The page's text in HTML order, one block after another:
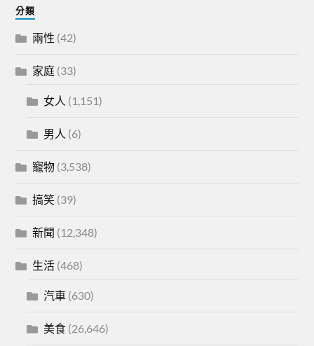
分類
兩性 (42)
家庭 (33)
女人 (1,151)
男人 (6)
寵物 (3,538)
搞笑 (39)
新聞 (12,348)
生活 (468)
汽車 (630)
美食 (26,646)